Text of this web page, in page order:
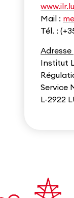
Mail :
Tél. :
Adresse
Institut
Service
L-2922